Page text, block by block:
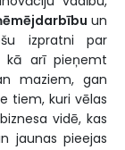
un
izpratni par
kā arī pieņemt
maziem, gan
tiem, kuri vēlas
vidē, kas
jaunas pieejas